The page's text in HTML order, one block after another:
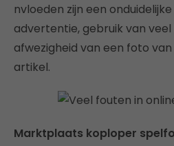
nvloeden zijn een
advertentie, gebruik van
afwezigheid van een foto
artikel.
Marktplaats koploper